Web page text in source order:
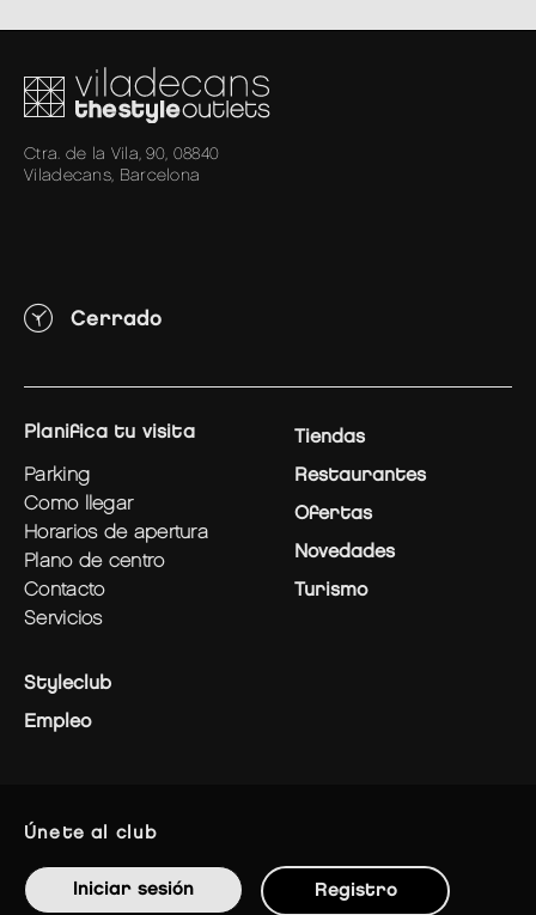
Ctra. de la Vila, 90, 08840
Viladecans, Barcelona
Cerrado
planifica tu visita
parking
como llegar
horarios de apertura
plano de centro
contacto
servicios
Tiendas
Restaurantes
Ofertas
Novedades
Turismo
Styleclub
Empleo
únete al club
Iniciar sesión Registro